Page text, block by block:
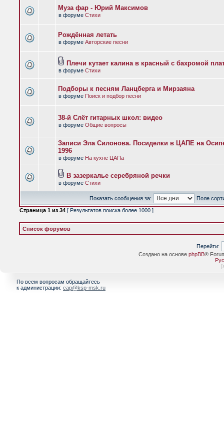
Муза фар - Юрий Максимов
в форуме Стихи
Рождённая летать
в форуме Авторские песни
Плечи кутает калина в красный с бахромой
в форуме Стихи
Подборы к песням Ланцберга и Мирзаяна
в форуме Поиск и подбор песни
38-й Слёт гитарных школ: видео
в форуме Общие вопросы
Записи Эла Силонова. Посиделки в ЦАПЕ на
1996
в форуме На кухне ЦАПа
В зазеркалье серебряной речки
в форуме Стихи
Показать сообщения за:
Поле
Страница 1 из 34 [ Результатов поиска более 1000 ]
Список форумов
Перейти:
Создано на основе phpBB®
[
По всем вопросам обращайтесь
к администрации: cap@ksp-msk.ru